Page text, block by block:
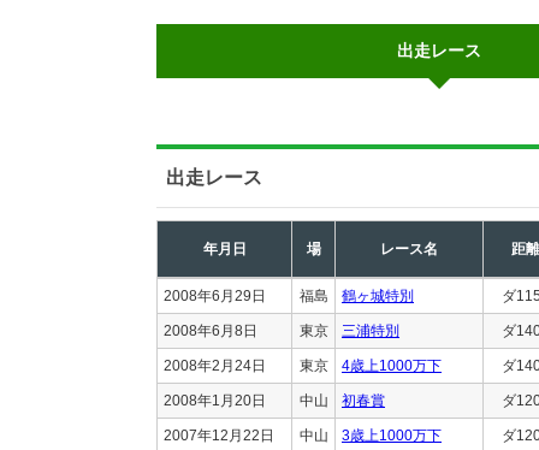
出走レース
出走レース
年月日 場 レース名 距離
2008年6月29日 福島 鶴ヶ城特別 ダ
2008年6月8日 東京 三浦特別 ダ
2008年2月24日 東京 4歳上1000万下 ダ
2008年1月20日 中山 初春賞 ダ
2007年12月22日 中山 3歳上1000万下 ダ